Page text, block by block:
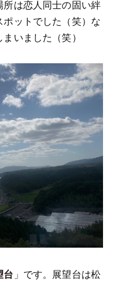
は恋人同士の固い絆
ットでした（笑）な
いました（笑）
台 」です。展望台は松